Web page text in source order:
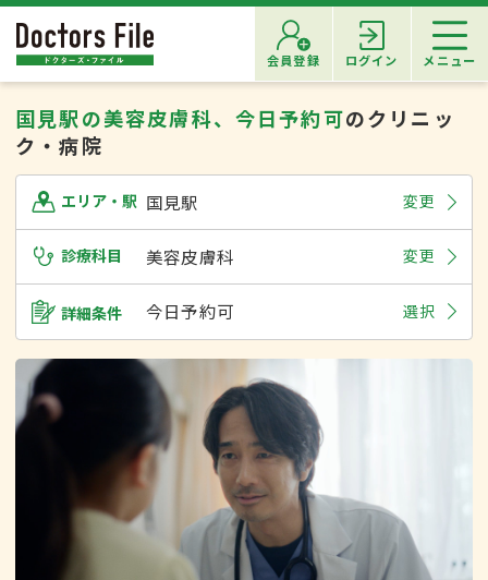
会員登録 ログイン メニュー
国見駅の美容皮膚科、今日予約可のクリニッ
ク・病院
エリア・駅 国見駅 変更
診療科目 美容皮膚科 変更
詳細条件 今日予約可 選択